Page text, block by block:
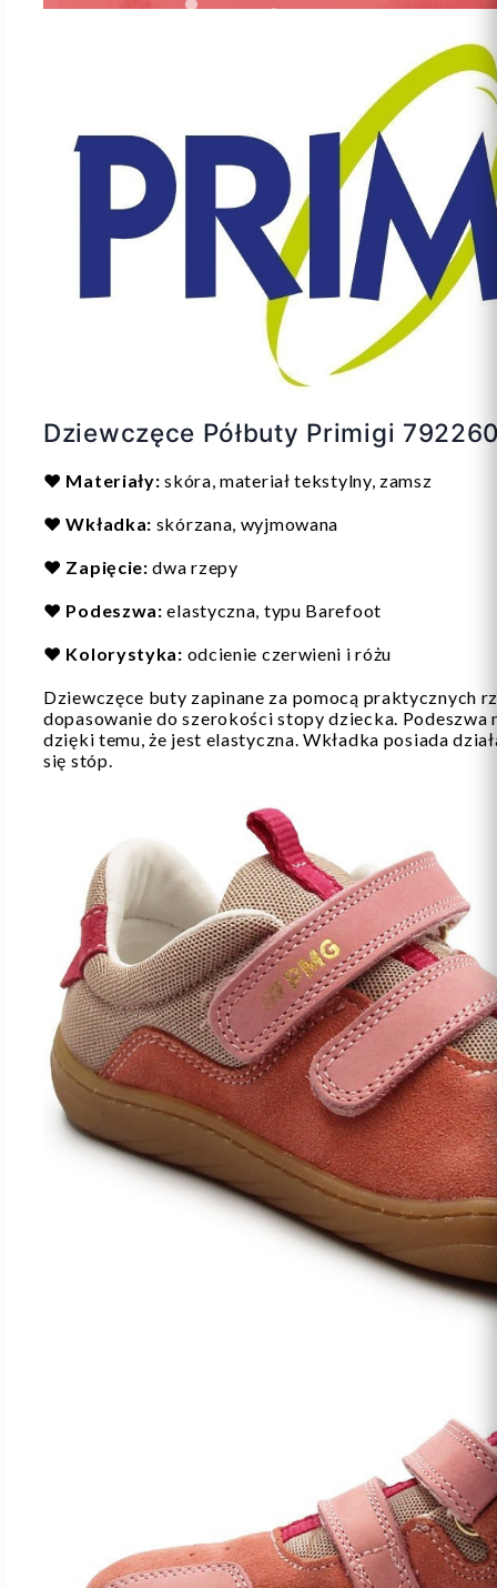
Dziewczęce Półbuty Primigi
❤️ Materiały:skóra, materiał tekstylny, zamsz
❤️Wkładka: skórzana, wyjmowana
❤️ Zapięcie:dwa rzepy
❤️ Podeszwa:elastyczna, typu Barefoot
❤️ Kolorystyka: odcienie czerwieni i różu
Dziewczęce buty zapinane za pomocą praktycznych
dopasowanie do szerokości stopy dziecka. Podeszwa
dzięki temu, że jest elastyczna. Wkładka posiada
się stóp.